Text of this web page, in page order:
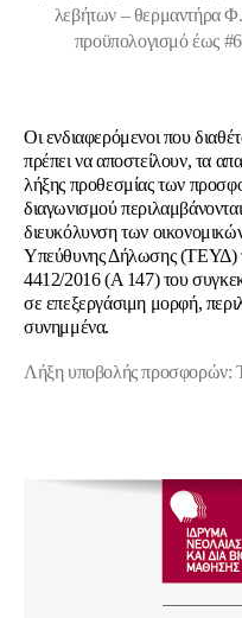
λεβήτων – θερμαντήρα
προϋπολογισμό έως
Οι ενδιαφερόμενοι που
πρέπει να αποστείλουν, τα
λήξης προθεσμίας των
διαγωνισμού
διευκόλυνση των
Υπεύθυνης Δήλωσης (ΤΕΥΔ)
4412/2016 (Α 147) του
σε επεξεργάσιμη μορφή,
συνημμένα.
Λήξη υποβολής προσφορών: